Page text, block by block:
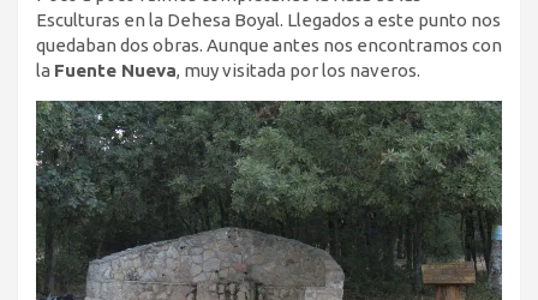
Esculturas en la Dehesa Boyal. Llegados a este punto nos
quedaban dos obras. Aunque antes nos encontramos con
la Fuente Nueva, muy visitada por los naveros.